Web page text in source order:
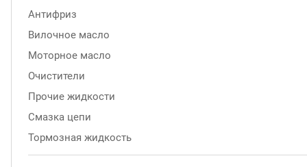
Антифриз
Вилочное масло
Моторное масло
Очистители
Прочие жидкости
Смазка цепи
Тормозная жидкость